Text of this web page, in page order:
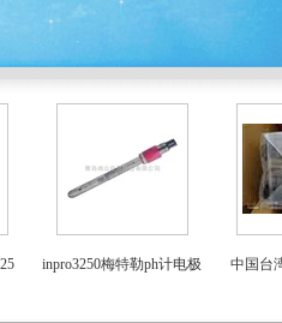
inpro3250梅特勒ph计电极 中国台湾